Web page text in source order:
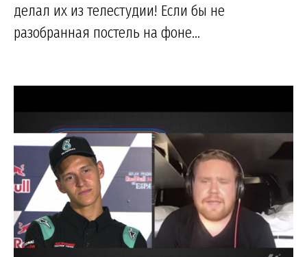
делал их из телестудии! Если бы не
разобранная постель на фоне...